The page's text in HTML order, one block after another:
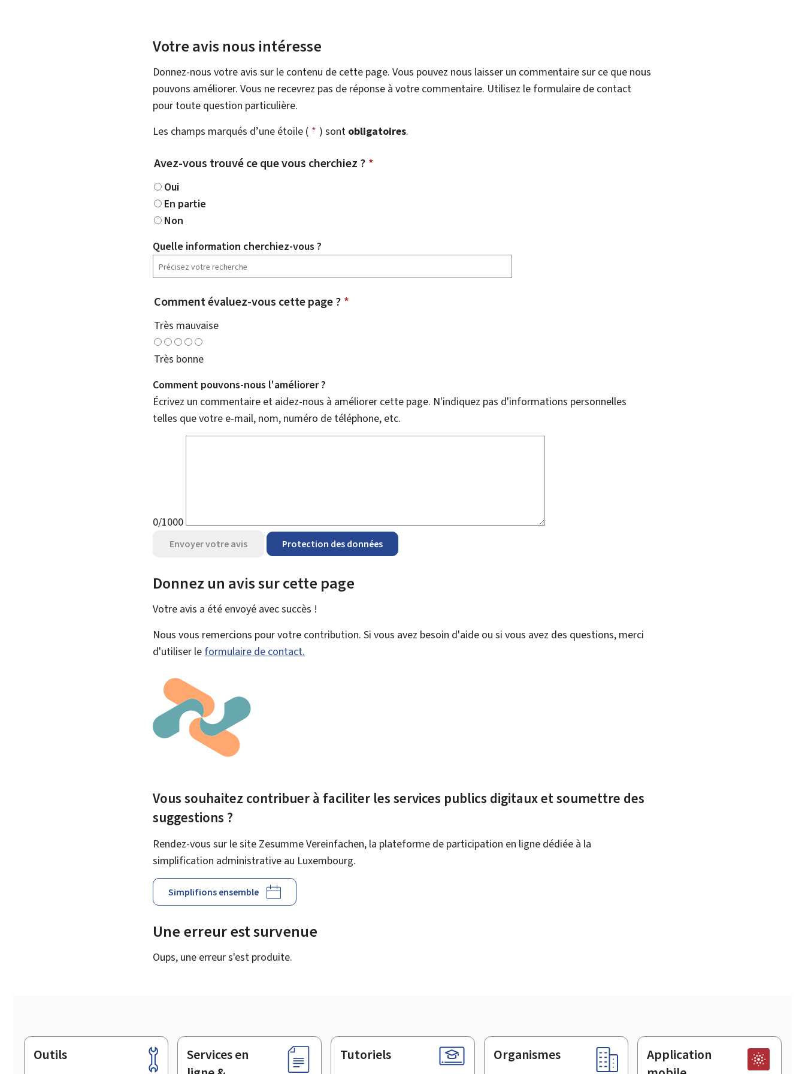
Votre avis nous intéresse
Donnez-nous votre avis sur le contenu de cette page. Vous pouvez nous laisser un commentaire sur ce que nous
pouvons améliorer. Vous ne recevrez pas de réponse à votre commentaire. Utilisez le formulaire de contact
pour toute question particulière.
Les champs marqués d’une étoile ( * ) sont obligatoires.
Avez-vous trouvé ce que vous cherchiez ? *
Oui
En partie
Non
Quelle information cherchiez-vous ?
Comment évaluez-vous cette page ? *
Très mauvaise
Très bonne
Comment pouvons-nous l'améliorer ?
Écrivez un commentaire et aidez-nous à améliorer cette page. N'indiquez pas d'informations personnelles
telles que votre e-mail, nom, numéro de téléphone, etc.
0/1000
Envoyer votre avis Protection des données
Donnez un avis sur cette page
Votre avis a été envoyé avecsuccès !
Nous vous remercions pour votre contribution. Si vous avez besoin d'aide ou si vous avez des questions, merci
d'utiliser le formulaire de contact.
Vous souhaitez contribuer à faciliter les services publics digitaux et soumettre des
suggestions ?
Rendez-vous sur le site Zesumme Vereinfachen, la plateforme de participation en ligne dédiée à la
simplification administrative au Luxembourg.
Simplifions ensemble
Une erreur est survenue
Oups, une erreur s'est produite.
Pied
Outils
Services en
Tutoriels Organismes
Application